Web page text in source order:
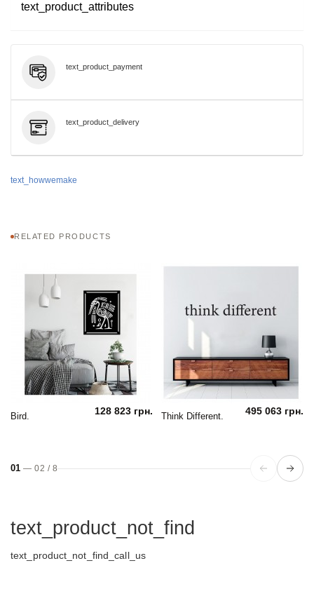
text_product_attributes
text_product_payment
text_product_delivery
text_howwemake
RELATED PRODUCTS
Bird. 128 823 грн. Think Different. 495 063 грн.
01 —02 / 8
text_product_not_find
text_product_not_find_call_us